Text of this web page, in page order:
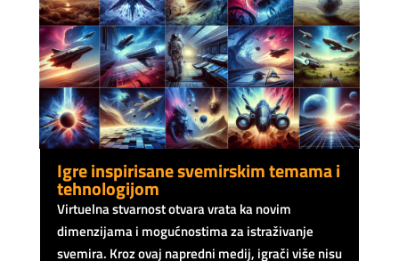
Igre inspirisane svemirskim temama i
tehnologijom
Virtuelna stvarnost otvara vrata ka novim
dimenzijama i mogućnostima za istraživanje
svemira. Kroz ovaj napredni medij, igrači više nisu